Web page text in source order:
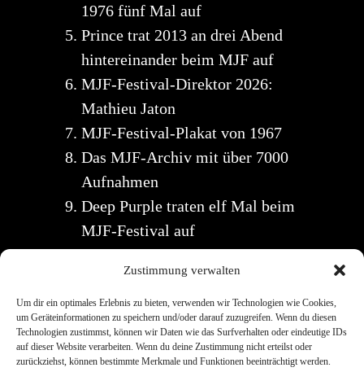
Zustimmung verwalten
Um dir ein optimales Erlebnis zu bieten, verwenden wir Technologien wie Cookies,
um Geräteinformationen zu speichern und/oder darauf zuzugreifen. Wenn du diesen
Technologien zustimmst, können wir Daten wie das Surfverhalten oder eindeutige IDs
auf dieser Website verarbeiten. Wenn du deine Zustimmung nicht erteilst oder
zurückziehst, können bestimmte Merkmale und Funktionen beeinträchtigt werden.
1976 fünf Mal auf
Prince trat 2013 an drei Abend
hintereinander beim MJF auf
MJF-Festival-Direktor 2026:
Mathieu Jaton
MJF-Festival-Plakat von 1967
Das MJF-Archiv mit über 7000
Aufnahmen
Deep Purple traten elf Mal beim
MJF-Festival auf
Links Kontakt Datenschutz
Impress